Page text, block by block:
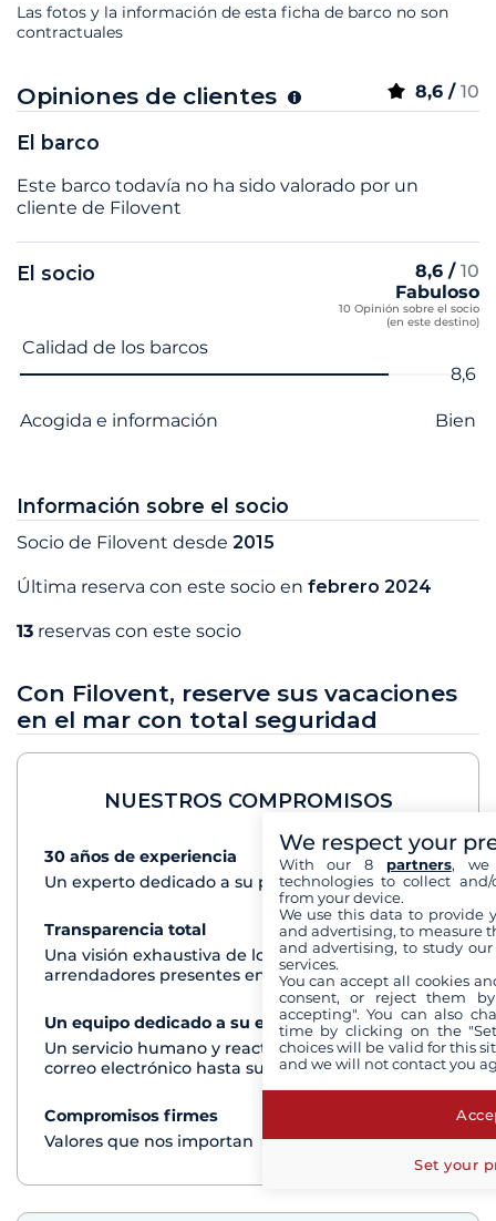
Las fotos y la información de esta ficha de barco no son
contractuales
Opiniones de clientes 8,6 / 10
El barco
Este barco todavía no ha sido valorado por un
cliente de Filovent
El socio 8,6 / 10
Fabuloso
10 Opinión sobre el socio
(en este destino)
Nombre del criterio
Calidad de los barcos
8,6
Acogida e información Bien
Información sobre el socio
Socio de Filovent desde 2015
Última reserva con este socio en febrero 2024
13 reservas con este socio
Con Filovent, reserve sus vacaciones
en el mar con total seguridad
NUESTROS COMPROMISOS
30 años de experiencia
Ver+
Un experto dedicado a su proyecto de crucero
Transparencia total
Ver+
Una visión exhaustiva de los barcos de todos los
arrendadores presentes en cada destino
Un equipo dedicado a su experiencia
Ver+
Un servicio humano y reactivo por teléfono o
correo electrónico hasta su regreso del crucero
Compromisos firmes
Valores que nos importan
We respect your
With our 8 partners, we
technologies to collect
from your device.
We use this data to provide
and advertising, to measure
and advertising, to study
services.
You can accept all cookies
consent, or reject them
accepting". You can also
time by clicking on the
choices will be valid for this
and we will not contact you
Set your